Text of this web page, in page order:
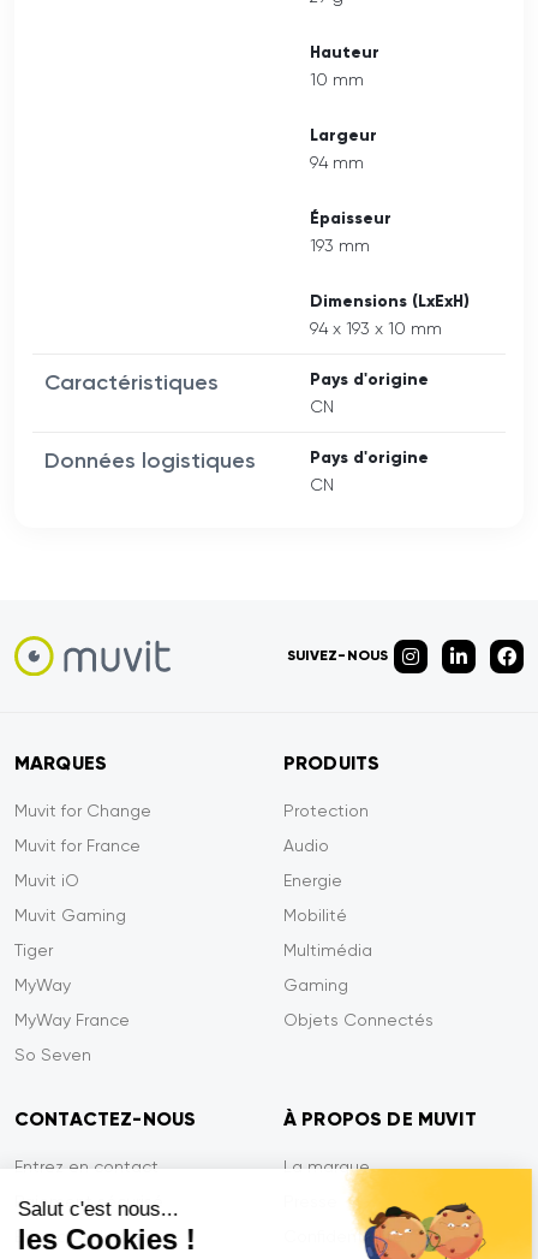
Salut c'est nous...
les Cookies !
Hauteur
10 mm
Largeur
94 mm
Épaisseur
193 mm
Dimensions (LxExH)
94 x 193 x 10 mm
Caractéristiques Pays d'origine
CN
Données logistiques Pays d'origine
CN
SUIVEZ-NOUS
MARQUES
Muvit for Change
Muvit for France
Muvit iO
Muvit Gaming
Tiger
MyWay
MyWay France
So Seven
PRODUITS
Protection
Audio
Energie
Mobilité
Multimédia
Gaming
Objets Connectés
CONTACTEZ-NOUS
Entrez en contact
Paiement sécurisé
Efficacité du service
À PROPOS DE MUVIT
La marque
Confidentialité